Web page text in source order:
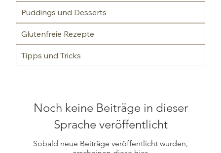
Noch keine Beiträge in dieser
Sprache veröffentlicht
Sobald neue Beiträge veröffentlicht wurden,
Puddings und Desserts
Glutenfreie Rezepte
Tipps und Tricks